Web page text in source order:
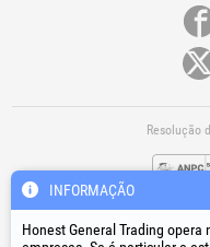
Resolução
INFORMAÇÃO
Honest General Trading